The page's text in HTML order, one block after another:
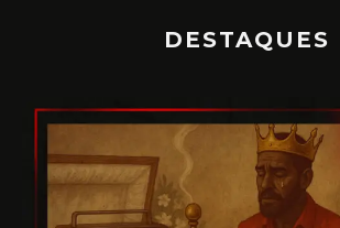
DESTAQUES